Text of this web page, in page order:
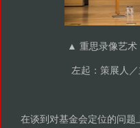
▲ 重思录像艺术
左起：策展人
在谈到对基金会定位的问